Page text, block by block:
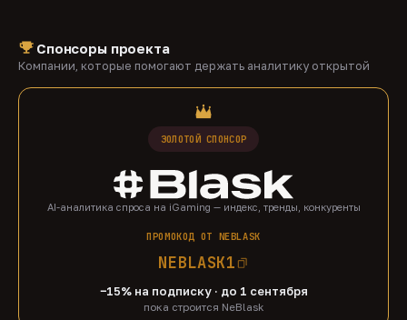
Спонсоры проекта
Компании, которые помогают держать аналитику открытой
ЗОЛОТОЙ СПОНСОР
AI-аналитика спроса на iGaming — индекс, тренды, конкуренты
ПРОМОКОД ОТ NEBLASK
NEBLASK1
−15% на подписку · до 1 сентября
пока строится NeBlask